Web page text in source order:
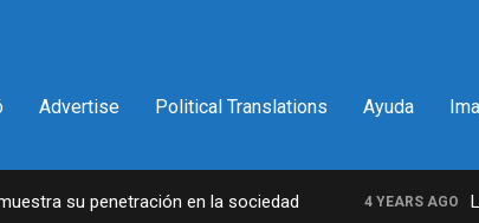
Advertise Political Translations Ayuda
su penetración en la sociedad 4 YEARS AGO La